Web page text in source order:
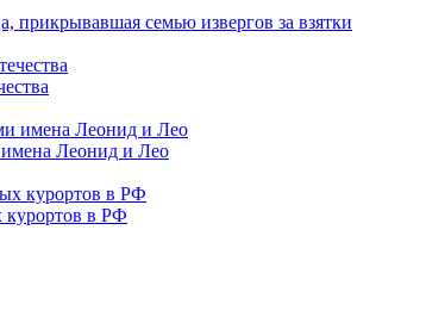
прикрывавшая семью извергов за взятки
Леонид и Лео
курортов в РФ